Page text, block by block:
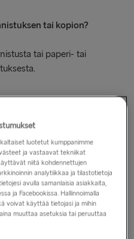
tai kopion?
tai paperi- tai
Jos passisi ei vastaa
tai vakuutuksesi ei
luotetut kumppanimme
ja vastaavat tekniikat
niitä kohdennettujen
analytiikkaa ja tilastotietoja
avulla samanlaisia asiakkaita,
ja Facebookissa. Hallinnoimalla
voivat käyttää tietojasi ja mihin
muuttaa asetuksia tai peruuttaa